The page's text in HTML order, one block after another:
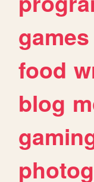
games
food
blog